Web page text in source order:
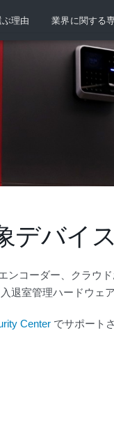
理由 業界に関する
デバイ
ンコーダー、クラウ
退室管理ハードウェ
Center でサポート